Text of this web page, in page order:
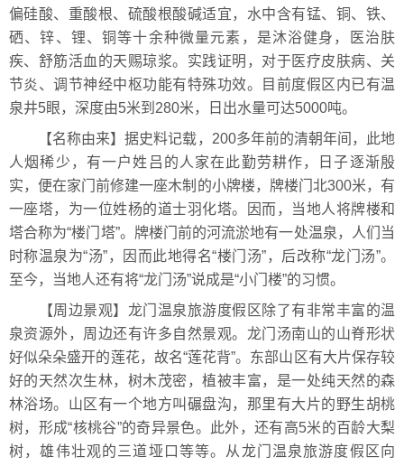
偏硅酸、重酸根、硫酸根酸碱适宜，水中含有锰、铜、铁、
硒、锌、锂、铜等十余种微量元素，是沐浴健身，医治肤
疾、舒筋活血的天赐琼浆。实践证明，对于医疗皮肤病、关
节炎、调节神经中枢功能有特殊功效。目前度假区内已有温
泉井5眼，深度由5米到280米，日出水量可达5000吨。
【名称由来】据史料记载，200多年前的清朝年间，此地
人烟稀少，有一户姓吕的人家在此勤劳耕作，日子逐渐殷
实，便在家门前修建一座木制的小牌楼，牌楼门北300米，有
一座塔，为一位姓杨的道士羽化塔。因而，当地人将牌楼和
塔合称为“楼门塔”。牌楼门前的河流淤地有一处温泉，人们当
时称温泉为“汤”，因而此地得名“楼门汤”，后改称“龙门汤”。
至今，当地人还有将“龙门汤”说成是“小门楼”的习惯。
【周边景观】龙门温泉旅游度假区除了有非常丰富的温
泉资源外，周边还有许多自然景观。龙门汤南山的山脊形状
好似朵朵盛开的莲花，故名“莲花背”。东部山区有大片保存较
好的天然次生林，树木茂密，植被丰富，是一处纯天然的森
林浴场。山区有一个地方叫碾盘沟，那里有大片的野生胡桃
树，形成“核桃谷”的奇异景色。此外，还有高5米的百龄大梨
树，雄伟壮观的三道垭口等等。从龙门温泉旅游度假区向